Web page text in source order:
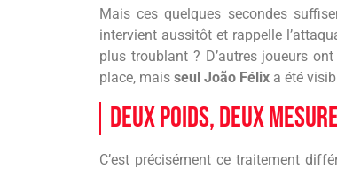
Mais ces quelques secondes
intervient aussitôt et rappelle
plus troublant ? D’autres joueurs
place, mais seul João Félix a été
Deux poids, deux
C’est précisément ce traitement